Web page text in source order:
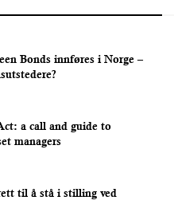
Bonds innføres i Norge –
a call and guide to
managers
til å stå i stilling ved